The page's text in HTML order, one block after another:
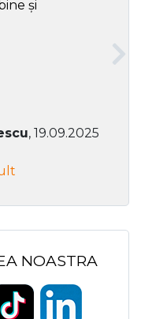
și
, 19.09.2025
NOASTRA